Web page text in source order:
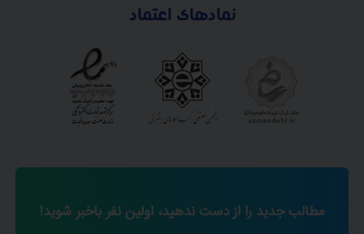
نمادهای اعتماد
مطالب جدید را از دست ندهید، اولین نفر باخبر شوید!